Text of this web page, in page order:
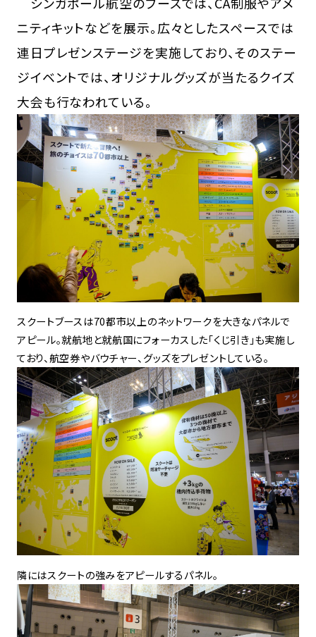
ニティキットなどを展示。広々としたスペースでは
連日プレゼンステージを実施しており、そのステー
ジイベントでは、オリジナルグッズが当たるクイズ
大会も行なわれている。
スクートブースは70都市以上のネットワークを大きなパネルで
アピール。就航地と就航国にフォーカスした「くじ引き」も実施し
ており、航空券やバウチャー、グッズをプレゼントしている。
隣にはスクートの強みをアピールするパネル。